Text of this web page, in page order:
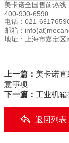
美卡诺全国售前热线
400-900-6590
电话：021-
邮箱：
地址：上海市嘉定区
上一篇： 美卡诺
意事项
下一篇： 工业机
返回列表